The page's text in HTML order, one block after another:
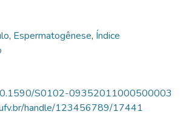
, Espermatogênese, Índice
S0102-09352011000500003
handle/123456789/17441